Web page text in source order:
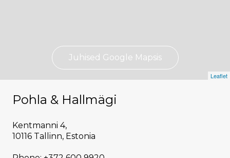
Leaflet
Juhised Google Mapsis
Pohla & Hallmägi
Kentmanni 4,
10116 Tallinn, Estonia